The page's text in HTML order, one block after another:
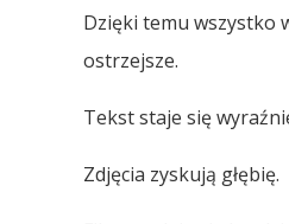
Dzięki temu wszystko
ostrzejsze.
Tekst staje się
Zdjęcia zyskują głębię.